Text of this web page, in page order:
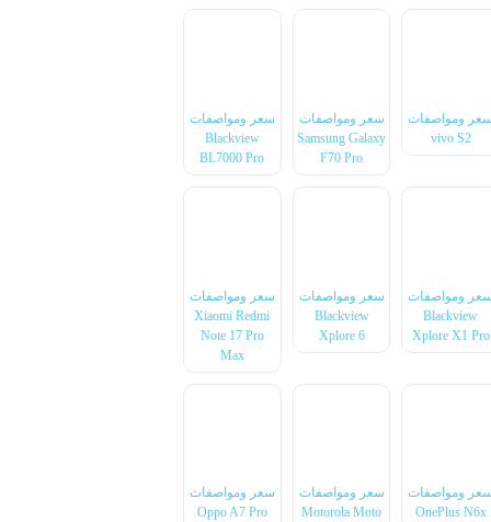
سعر ومواصفات
vivo S2
سعر ومواصفات
Samsung Galaxy
F70 Pro
سعر ومواصفات
Blackview
BL7000 Pro
سعر ومواصفات
Blackview
Xplore X1 Pro
سعر ومواصفات
Blackview
Xplore 6
سعر ومواصفات
Xiaomi Redmi
Note 17 Pro
Max
سعر ومواصفات
OnePlus N6x
سعر ومواصفات
Motorola Moto
سعر ومواصفات
Oppo A7 Pro